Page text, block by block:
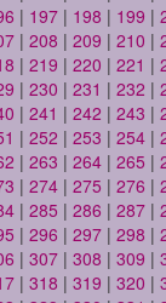
| 197 | 198 | 199 |
| 208 | 209 | 210 |
| 219 | 220 | 221 |
| 230 | 231 | 232 |
| 241 | 242 | 243 |
| 252 | 253 | 254 |
| 263 | 264 | 265 |
| 274 | 275 | 276 |
| 285 | 286 | 287 |
| 296 | 297 | 298 |
| 307 | 308 | 309 |
| 318 | 319 | 320 |